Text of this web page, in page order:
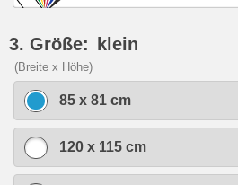
3. Größe: klein
(Breite x Höhe)
85 x 81 cm
120 x 115 cm